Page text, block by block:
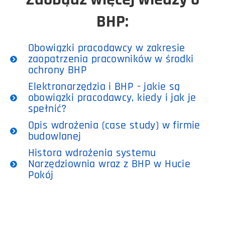
BHP:
Obowiązki pracodawcy w zakresie
zaopatrzenia pracowników w środki
ochrony BHP
Elektronarzędzia i BHP - jakie są
obowiązki pracodawcy, kiedy i jak je
spełnić?
Opis wdrożenia (case study) w firmie
budowlanej
Histora wdrożenia systemu
Narzędziownia wraz z BHP w Hucie
Pokój